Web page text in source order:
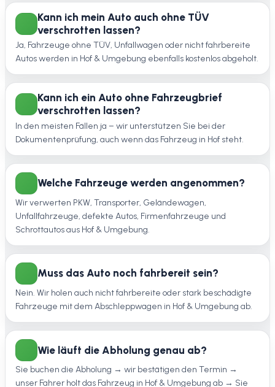
Kann ich mein Auto auch ohne TÜV
verschrotten lassen?
Ja, Fahrzeuge ohne TÜV, Unfallwagen oder nicht fahrbereite
Autos werden in Hof & Umgebung ebenfalls kostenlos abgeholt.
Kann ich ein Auto ohne Fahrzeugbrief
verschrotten lassen?
In den meisten Fällen ja – wir unterstützen Sie bei der
Dokumentenprüfung, auch wenn das Fahrzeug in Hof steht.
Welche Fahrzeuge werden angenommen?
Wir verwerten PKW, Transporter, Geländewagen,
Unfallfahrzeuge, defekte Autos, Firmenfahrzeuge und
Schrottautos aus Hof & Umgebung.
Muss das Auto noch fahrbereit sein?
Nein. Wir holen auch nicht fahrbereite oder stark beschädigte
Fahrzeuge mit dem Abschleppwagen in Hof & Umgebung ab.
Wie läuft die Abholung genau ab?
Sie buchen die Abholung → wir bestätigen den Termin →
unser Fahrer holt das Fahrzeug in Hof & Umgebung ab → Sie